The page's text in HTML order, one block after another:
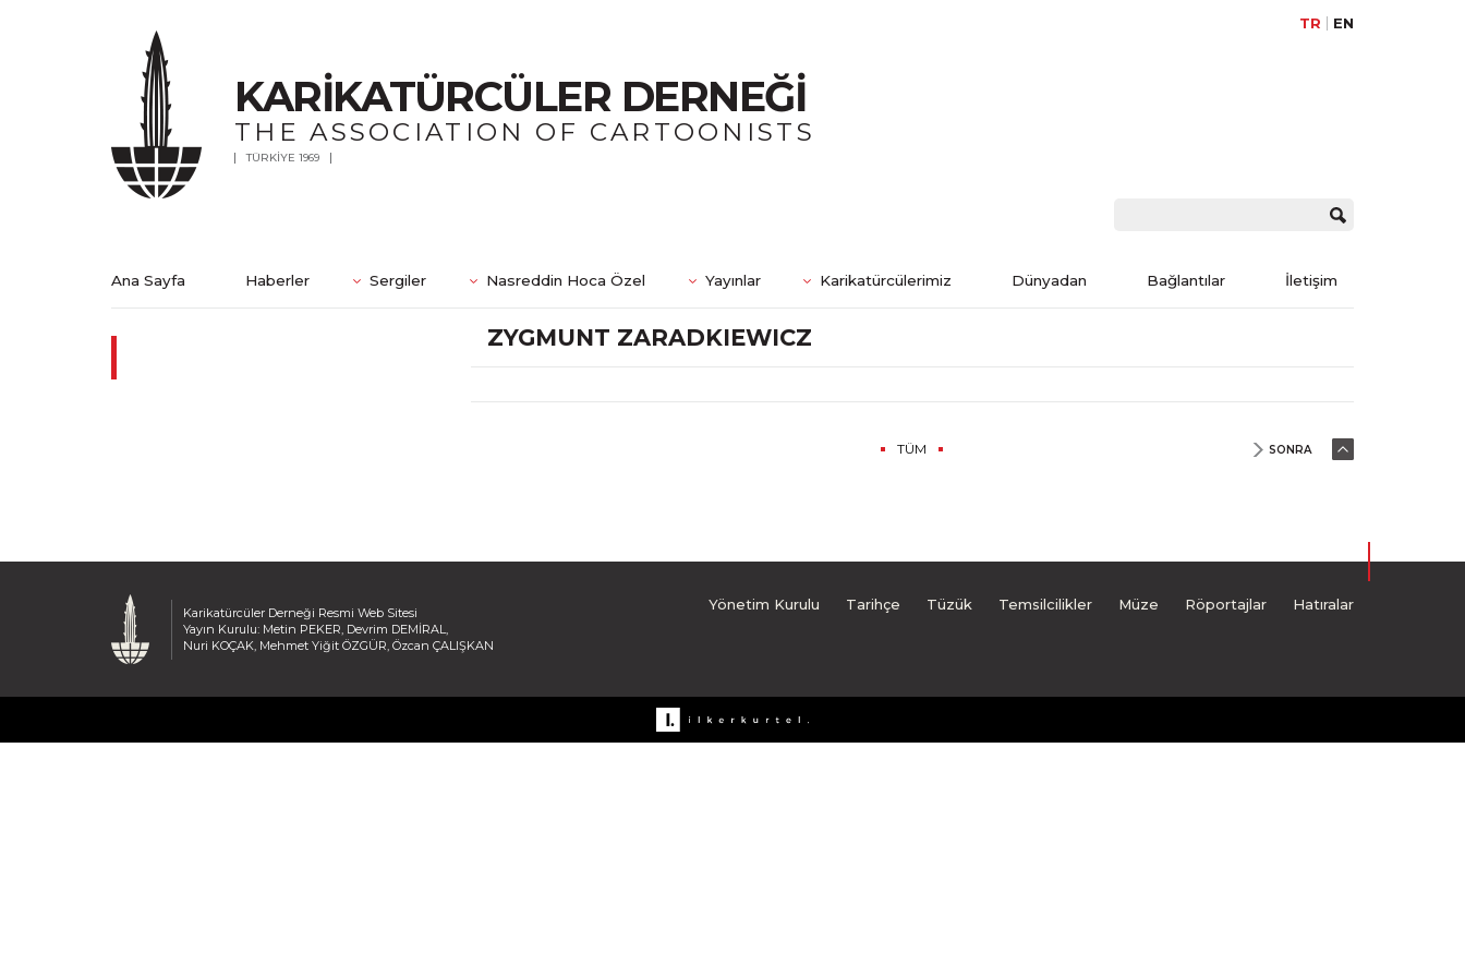
TR EN
KARİKATÜRCÜLER DERNEĞİ
THE ASSOCIATION OF CARTOONISTS
TÜRKİYE 1969
Ana Sayfa Haberler Sergiler Nasreddin Hoca Özel Yayınlar Karikatürcülerimiz Dünyadan Bağlantılar İletişim
ZYGMUNT ZARADKIEWICZ
TÜM SONRA
Karikatürcüler Derneği Resmi Web Sitesi
Yayın Kurulu: Metin PEKER, Devrim DEMİRAL,
Nuri KOÇAK, Mehmet Yiğit ÖZGÜR, Özcan ÇALIŞKAN
Yönetim Kurulu Tarihçe Tüzük Temsilcilikler Müze Röportajlar Hatıralar